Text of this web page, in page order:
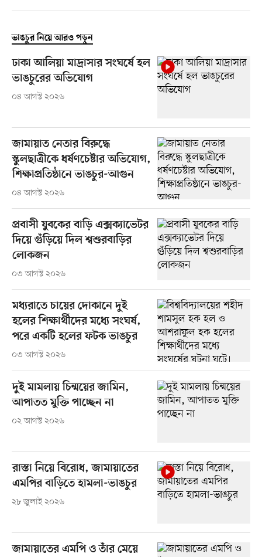
ভাঙচুর নিয়ে আরও পড়ুন
ঢাকা আলিয়া মাদ্রাসার সংঘর্ষে হল
ভাঙচুরের অভিযোগ
০৪ আগস্ট ২০২৬
জামায়াত নেতার বিরুদ্ধে
স্কুলছাত্রীকে ধর্ষণচেষ্টার অভিযোগ,
শিক্ষাপ্রতিষ্ঠানে ভাঙচুর-আগুন
০৪ আগস্ট ২০২৬
প্রবাসী যুবকের বাড়ি এক্সক্যাভেটর
দিয়ে গুঁড়িয়ে দিল শ্বশুরবাড়ির
লোকজন
০৩ আগস্ট ২০২৬
মধ্যরাতে চায়ের দোকানে দুই
হলের শিক্ষার্থীদের মধ্যে সংঘর্ষ,
পরে একটি হলের ফটক ভাঙচুর
০৩ আগস্ট ২০২৬
দুই মামলায় চিন্ময়ের জামিন,
আপাতত মুক্তি পাচ্ছেন না
০২ আগস্ট ২০২৬
রাস্তা নিয়ে বিরোধ, জামায়াতের
এমপির বাড়িতে হামলা-ভাঙচুর
২৮ জুলাই ২০২৬
জামায়াতের এমপি ও তাঁর মেয়ে